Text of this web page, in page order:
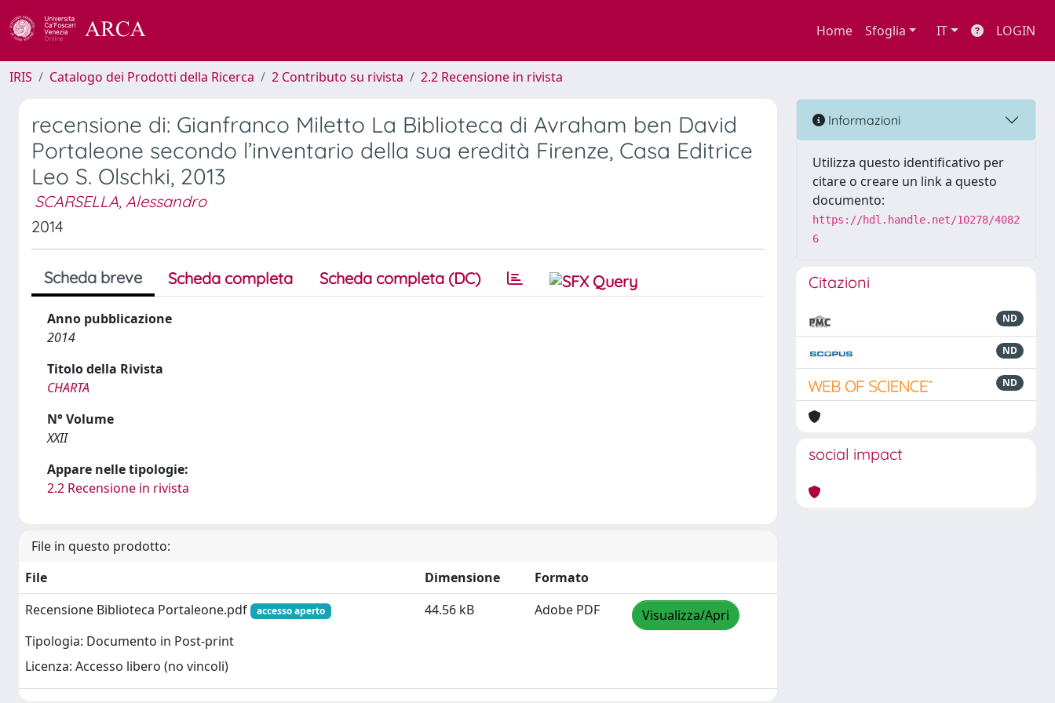
Home Sfoglia IT LOGIN
IRIS Catalogo dei Prodotti della Ricerca 2 Contributo su rivista 2.2 Recensione in rivista
recensione di: Gianfranco Miletto La Biblioteca di Avraham ben David
Portaleone secondo l’inventario della sua eredità Firenze, Casa Editrice
Leo S. Olschki, 2013
SCARSELLA, Alessandro
2014
Scheda breve Scheda completa Scheda completa (DC)
Anno pubblicazione
2014
Titolo della Rivista
CHARTA
N° Volume
XXII
Appare nelle tipologie:
2.2 Recensione in rivista
File in questo prodotto:
File
Dimensione
Formato
Recensione Biblioteca Portaleone.pdf
accesso aperto
Tipologia: Documento in Post-print
Licenza: Accesso libero (no vincoli)
44.56 kB Adobe PDF Visualizza/Apri
Informazioni
Utilizza questo identificativo per
citare o creare un link a questo
documento:
https://hdl.handle.net/10278/4082
6
Citazioni
ND
ND
ND
social impact